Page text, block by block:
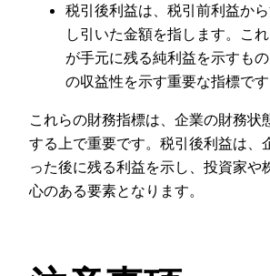
税引後利益は、税引前利益か
し引いた金額を指します。こ
が手元に残る純利益を示すも
の収益性を示す重要な指標です
これらの財務指標は、企業の財務状
する上で重要です。税引後利益は、
った後に残る利益を示し、投資家や
心のある要素となります。